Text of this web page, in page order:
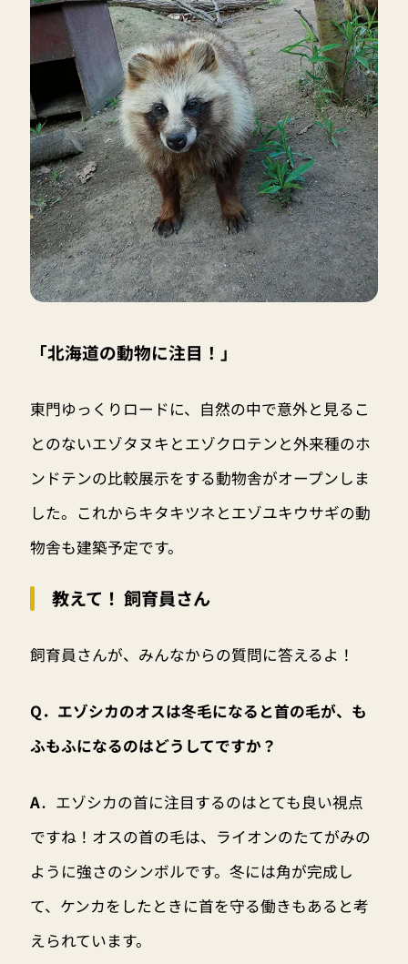
「北海道の動物に注目！」
東門ゆっくりロードに、自然の中で意外と見るこ
とのないエゾタヌキとエゾクロテンと外来種のホ
ンドテンの比較展示をする動物舎がオープンしま
した。これからキタキツネとエゾユキウサギの動
物舎も建築予定です。
教えて！ 飼育員さん
飼育員さんが、みんなからの質問に答えるよ！
Q．エゾシカのオスは冬毛になると首の毛が、も
ふもふになるのはどうしてですか？
A．エゾシカの首に注目するのはとても良い視点
ですね！オスの首の毛は、ライオンのたてがみの
ように強さのシンボルです。冬には角が完成し
て、ケンカをしたときに首を守る働きもあると考
えられています。